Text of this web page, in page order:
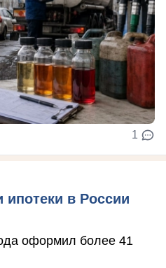
1
в России
оформил более 41